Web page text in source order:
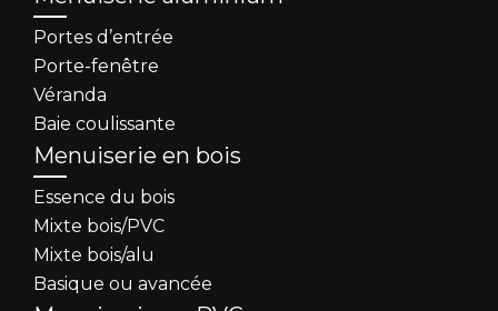
Portes d’entrée
Porte-fenêtre
Véranda
Baie coulissante
Menuiserie en bois
Essence du bois
Mixte bois/PVC
Mixte bois/alu
Basique ou avancée